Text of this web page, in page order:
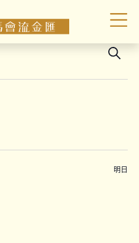
Search
明日